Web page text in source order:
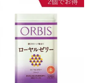
無駄なく抽出し、自然の健康力
にギュッと凝縮。さらにプロ
スならではの成分の吸収を助け
シチンとシソ油、ハツラツな毎
つくる高麗人参などのサポート
が、元気を底上げします。